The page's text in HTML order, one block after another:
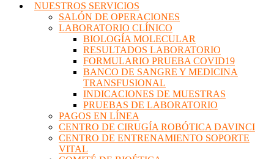
NUESTROS SERVICIOS
SALÓN DE OPERACIONES
LABORATORIO CLÍNICO
BIOLOGÍA MOLECULAR
RESULTADOS LABORATORIO
FORMULARIO PRUEBA COVID19
BANCO DE SANGRE Y MEDICINA
TRANSFUSIONAL
INDICACIONES DE MUESTRAS
PRUEBAS DE LABORATORIO
PAGOS EN LÍNEA
CENTRO DE CIRUGÍA ROBÓTICA DAVINCI
CENTRO DE ENTRENAMIENTO SOPORTE
VITAL